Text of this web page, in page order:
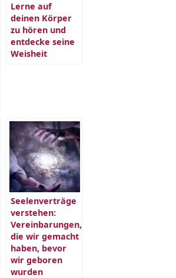
Lerne auf
deinen Körper
zu hören und
entdecke seine
Weisheit
Seelenverträge
verstehen:
Vereinbarungen,
die wir gemacht
haben, bevor
wir geboren
wurden